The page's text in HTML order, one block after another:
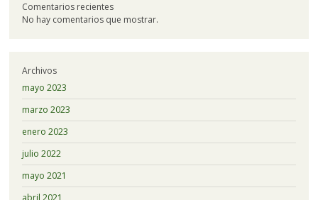
Comentarios recientes
No hay comentarios que mostrar.
Archivos
mayo 2023
marzo 2023
enero 2023
julio 2022
mayo 2021